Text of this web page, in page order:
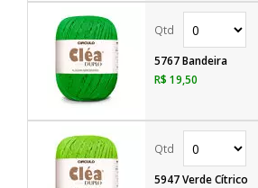
5767 Bandeira
R$ 19,50
5947 Verde Cítrico